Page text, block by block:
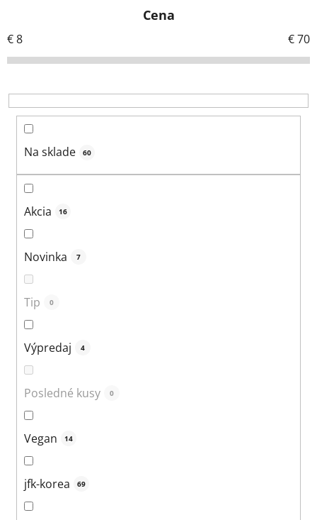
i
e
r
o
Cena
€8 €70
Na sklade 60
Akcia 16
Novinka 7
Tip 0
Výpredaj 4
Posledné kusy 0
Vegan 14
jfk-korea 69